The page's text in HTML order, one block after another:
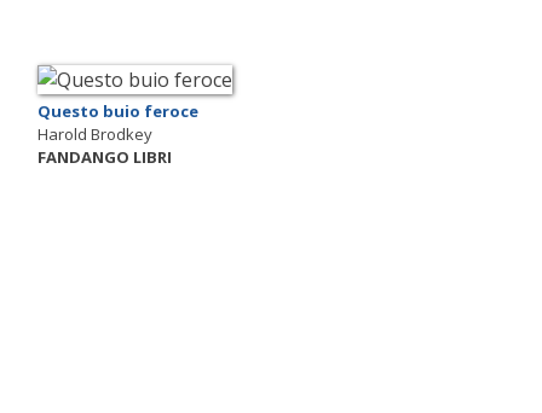
Questo buio feroce
Harold Brodkey
FANDANGO LIBRI